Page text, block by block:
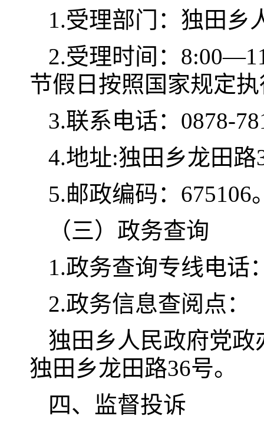
1.受理部门：独田乡
2.受理时间：
节假日按照国家规定
3.联系电话：0878-
4.地址:独田乡龙田路
5.邮政编码：675106
（三）政务查询
1.政务查询专线电话
2.政务信息查阅点：
独田乡人民政府党政
独田乡龙田路36号。
四、监督投诉